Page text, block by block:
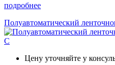
подробнее
Полуавтоматический
Цену уточняйте у